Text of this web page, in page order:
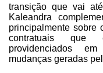
transição que vai
Kaleandra
principalmente sobre
contratuais que
providenciados
mudanças geradas